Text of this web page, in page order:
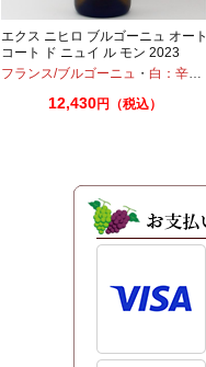
エクス ニヒロ ブルゴーニュ オート
コート ド ニュイ ル モン 2023
750ml
フランス/ブルゴーニュ ・ 白：辛口
12,430円（税込）